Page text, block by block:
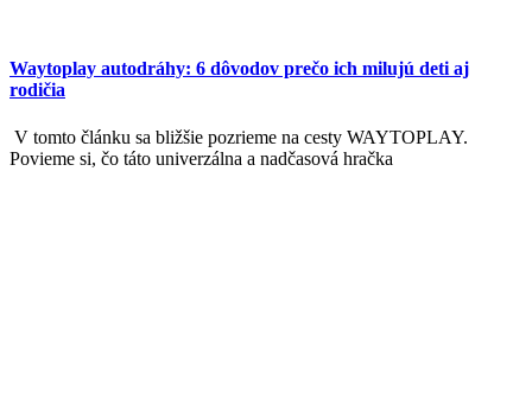
Waytoplay autodráhy: 6 dôvodov prečo ich milujú deti aj
rodičia
V tomto článku sa bližšie pozrieme na cesty WAYTOPLAY.
Povieme si, čo táto univerzálna a nadčasová hračka